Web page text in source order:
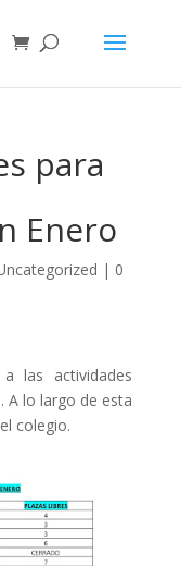
para
Enero
| 0
las actividades
A lo largo de esta
colegio.